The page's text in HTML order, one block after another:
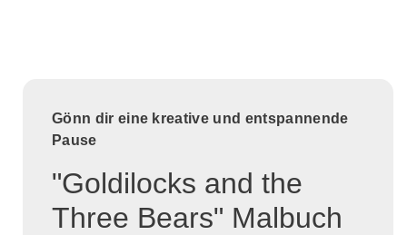
Gönn dir eine kreative und entspannende
Pause
"Goldilocks and the
Three Bears" Malbuch